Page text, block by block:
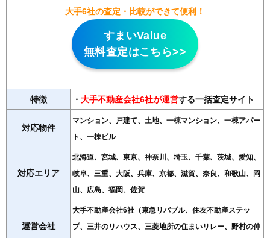
大手6社の査定・比較ができて便利！
すまいValue
無料査定はこちら>>
特徴 ・ 大手不動産会社6社が運営する一括査定サイト
対応物件
マンション、戸建て、土地、一棟マンション、一棟アパー
ト、一棟ビル
対応エリア
北海道、宮城、東京、神奈川、埼玉、千葉、茨城、愛知、
岐阜、三重、大阪、兵庫、京都、滋賀、奈良、和歌山、岡
山、広島、福岡、佐賀
運営会社
大手不動産会社6社（東急リバブル、住友不動産ステッ
プ、三井のリハウス、三菱地所の住まいリレー、野村の仲